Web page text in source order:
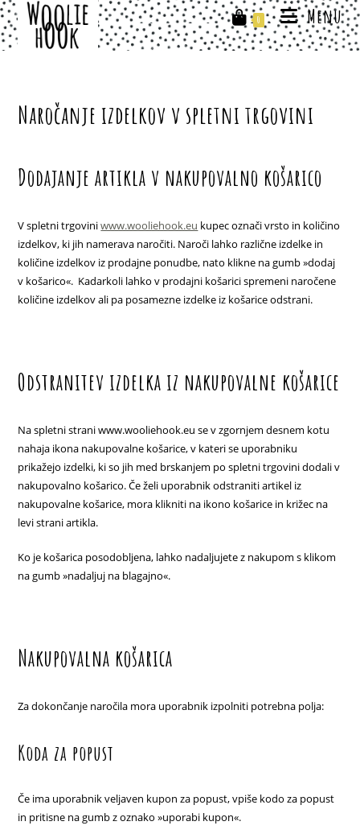
Skip
to
content
0 Menu
Naročanje izdelkov v spletni trgovini
Dodajanje artikla v nakupovalno košarico
V spletni trgoviniwww.wooliehook.eu kupec označi vrsto in količino
izdelkov, ki jih namerava naročiti. Naroči lahko različne izdelke in
količine izdelkov iz prodajne ponudbe, nato klikne na gumb »dodaj
v košarico«. Kadarkoli lahko v prodajni košarici spremeni naročene
količine izdelkov ali pa posamezne izdelke iz košarice odstrani.
Odstranitev izdelka iz nakupovalne košarice
Na spletni strani www.wooliehook.eu se v zgornjem desnem kotu
nahaja ikona nakupovalne košarice, v kateri se uporabniku
prikažejo izdelki, ki so jih med brskanjem po spletni trgovini dodali v
nakupovalno košarico. Če želi uporabnik odstraniti artikel iz
nakupovalne košarice, mora klikniti na ikono košarice in križec na
levi strani artikla.
Ko je košarica posodobljena, lahko nadaljujete z nakupom s klikom
na gumb »nadaljuj na blagajno«.
Nakupovalna košarica
Za dokončanje naročila mora uporabnik izpolniti potrebna polja:
Koda za popust
Če ima uporabnik veljaven kupon za popust, vpiše kodo za popust
in pritisne na gumb z oznako »uporabi kupon«.